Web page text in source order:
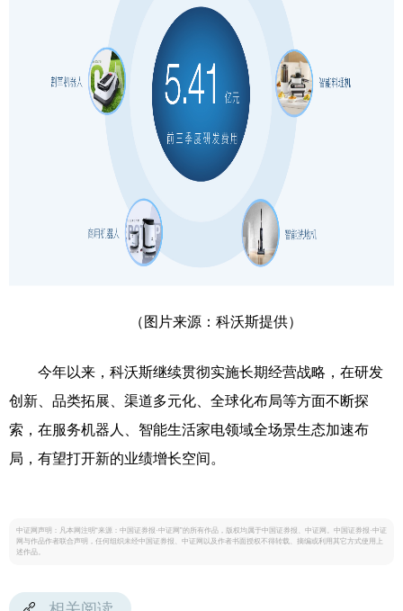
（图片来源：科沃斯提供）
今年以来，科沃斯继续贯彻实施长期经营战略，在研发
创新、品类拓展、渠道多元化、全球化布局等方面不断探
索，在服务机器人、智能生活家电领域全场景生态加速布
局，有望打开新的业绩增长空间。
中证网声明：凡本网注明“来源：中国证券报·中证网”的所有作品，版权均属于中国证券报、中证网。中国证券报·中证
网与作品作者联合声明，任何组织未经中国证券报、中证网以及作者书面授权不得转载、摘编或利用其它方式使用上
述作品。